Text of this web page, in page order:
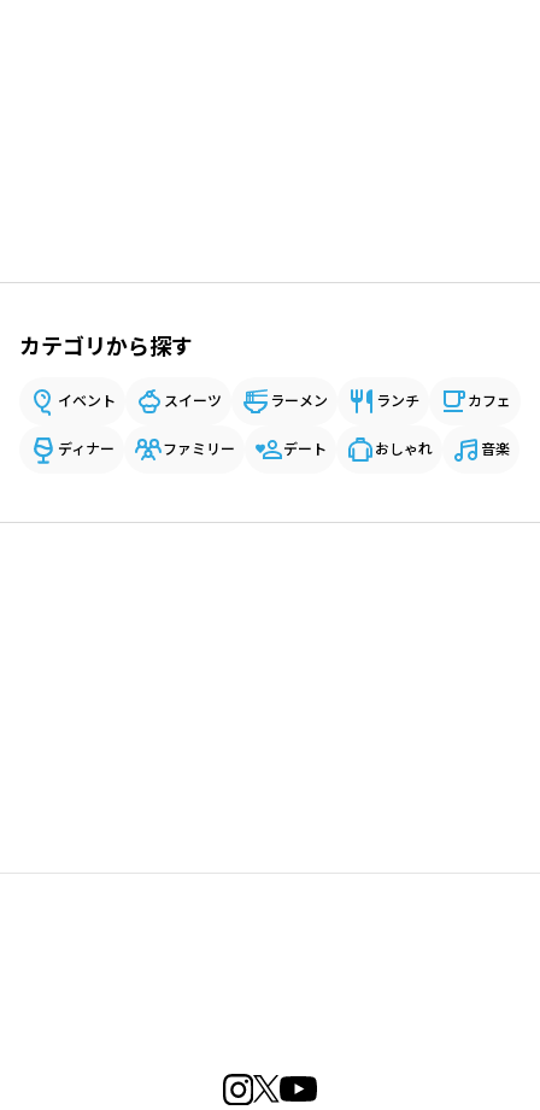
カテゴリから探す
イベント スイーツ ラーメン ランチ カフェ
ディナー ファミリー デート おしゃれ 音楽